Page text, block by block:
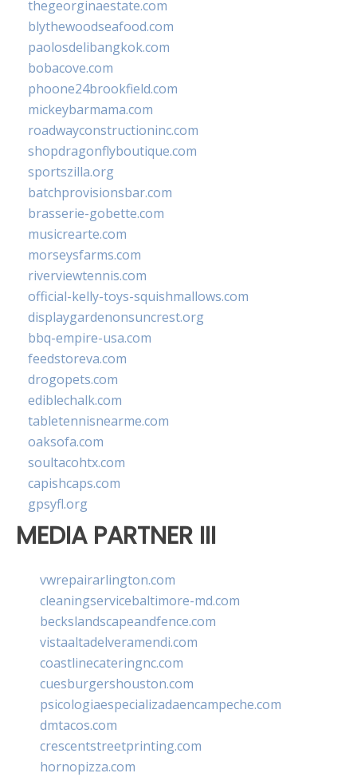
thegeorginaestate.com
blythewoodseafood.com
paolosdelibangkok.com
bobacove.com
phoone24brookfield.com
mickeybarmama.com
roadwayconstructioninc.com
shopdragonflyboutique.com
sportszilla.org
batchprovisionsbar.com
brasserie-gobette.com
musicrearte.com
morseysfarms.com
riverviewtennis.com
official-kelly-toys-squishmallows.com
displaygardenonsuncrest.org
bbq-empire-usa.com
feedstoreva.com
drogopets.com
ediblechalk.com
tabletennisnearme.com
oaksofa.com
soultacohtx.com
capishcaps.com
gpsyfl.org
MEDIA PARTNER III
vwrepairarlington.com
cleaningservicebaltimore-md.com
beckslandscapeandfence.com
vistaaltadelveramendi.com
coastlinecateringnc.com
cuesburgershouston.com
psicologiaespecializadaencampeche.com
dmtacos.com
crescentstreetprinting.com
hornopizza.com